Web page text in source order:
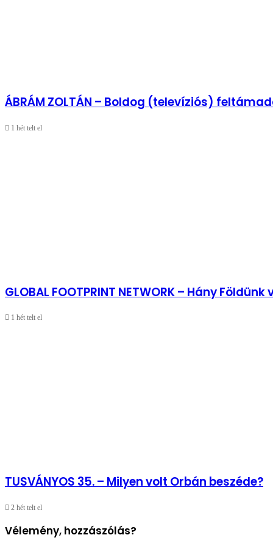
ÁBRÁM ZOLTÁN – Boldog (televíziós)
1 hét telt el
GLOBAL FOOTPRINT NETWORK – Hány Földünk
1 hét telt el
TUSVÁNYOS 35. – Milyen volt Orbán beszéde?
2 hét telt el
Vélemény, hozzászólás?